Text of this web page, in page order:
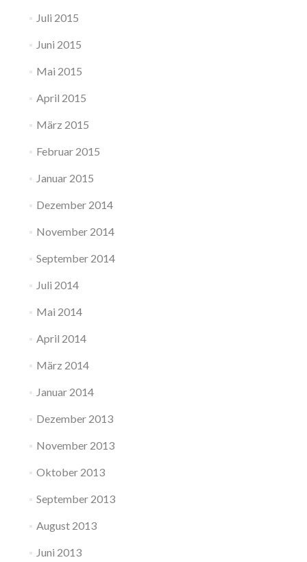
Juli 2015
Juni 2015
Mai 2015
April 2015
März 2015
Februar 2015
Januar 2015
Dezember 2014
November 2014
September 2014
Juli 2014
Mai 2014
April 2014
März 2014
Januar 2014
Dezember 2013
November 2013
Oktober 2013
September 2013
August 2013
Juni 2013